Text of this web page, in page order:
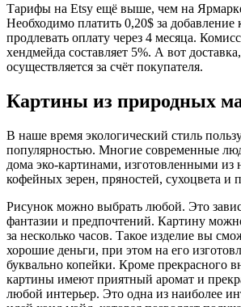
Тарифы на Etsy ещё выше, чем на
Необходимо платить 0,20$ за добавление
продлевать оплату через 4 месяца.
хендмейда составляет 5%. А вот
осуществляется за счёт покупателя.
Картины из природных
В наше время экологический стиль
популярностью. Многие современные
дома эко-картинами, изготовленными из
кофейных зерен, пряностей, сухоцвета и
Рисунок можно выбрать любой. Это
фантазии и предпочтений. Картину
за несколько часов. Такое изделие вы
хорошие деньги, при этом на его
буквально копейки. Кроме прекрасного
картины имеют приятный аромат и
любой интерьер. Это одна из наиболее